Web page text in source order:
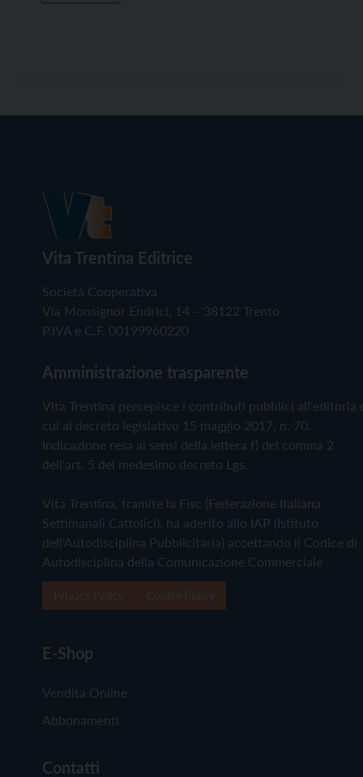
Vita Trentina Editrice
Società Cooperativa
Via Monsignor Endrici, 14 – 38122 Trento
P.IVA e C.F. 00199960220
Amministrazione trasparente
Vita Trentina percepisce i contributi pubblici all'editoria
cui al decreto legislativo 15 maggio 2017, n. 70.
Indicazione resa ai sensi della lettera f) del comma 2
dell'art. 5 del medesimo decreto Lgs.
Vita Trentina, tramite la Fisc (Federazione Italiana
Settimanali Cattolici), ha aderito allo IAP (Istituto
dell'Autodisciplina Pubblicitaria) accettando il Codice di
Autodisciplina della Comunicazione Commerciale
E-Shop
Vendita Online
Abbonamenti
Contatti